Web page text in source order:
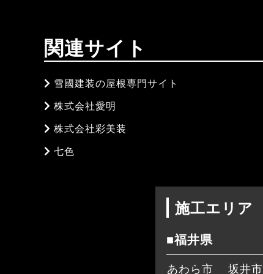
関連サイト
雪國建装の屋根専門サイト
株式会社愛明
株式会社彩美装
七色
施工エリア
■福井県
あわら市 坂井市